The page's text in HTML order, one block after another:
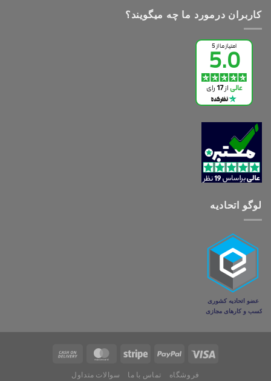
کاربران درمورد ما چه میگویند؟
لوگو اتحادیه
فروشگاه تماس با ما سوالات متداول